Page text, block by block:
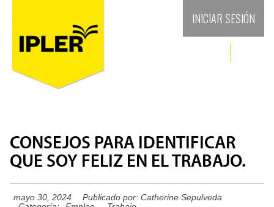
INICIAR SESIÓN
CONSEJOS PARA IDENTIFICAR
QUE SOY FELIZ EN EL TRABAJO.
mayo 30, 2024 Publicado por:Catherine Sepulveda